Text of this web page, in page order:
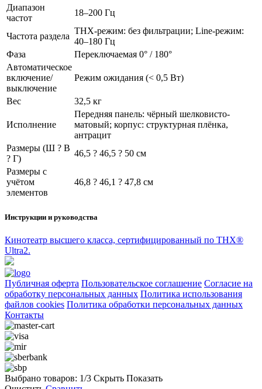
Диапазон
частот
18–200 Гц
Частота раздела
THX-режим: без фильтрации; Line-режим:
40–180 Гц
Фаза
Переключаемая 0° / 180°
Автоматическое
включение/
выключение
Режим ожидания (< 0,5 Вт)
Вес 32,5 кг
Исполнение
Передняя панель: чёрный шелковисто-
матовый; корпус: структурная плёнка,
антрацит
Размеры (Ш ? В
? Г)
46,5 ? 46,5 ? 50 см
Размеры с
учётом
элементов
46,8 ? 46,1 ? 47,8 см
Инструкции и руководства
Кинотеатр высшего класса, сертифицированный по THX®
Ultra2.
Публичная оферта Пользовательское соглашение Согласие на
обработку персональных данных Политика использования
файлов cookies Политика обработки персональных данных
Контакты
Выбрано товаров: 1/3 Скрыть Показать